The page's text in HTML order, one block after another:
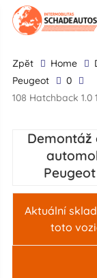
zpĕt Home
Peugeot
0
108 Hatchback
Demontáž
Peugeot
Aktuální
toto